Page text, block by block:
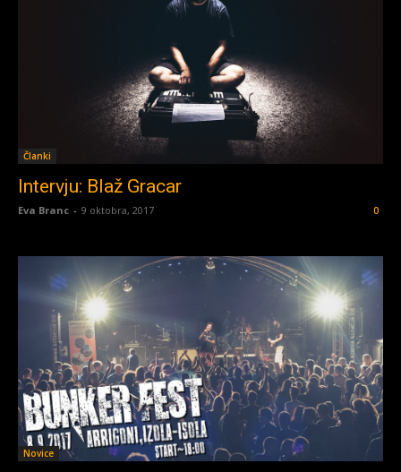
Članki
Intervju: Blaž Gracar
Eva Branc - 9 oktobra, 2017 0
Novice